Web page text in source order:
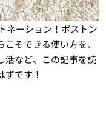
ネーション！ボストン
そできる使い方を、
活など、この記事を読
です！